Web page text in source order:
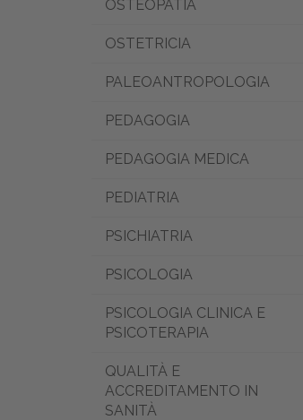
OSTEOPATIA
OSTETRICIA
PALEOANTROPOLOGIA
PEDAGOGIA
PEDAGOGIA MEDICA
PEDIATRIA
PSICHIATRIA
PSICOLOGIA
PSICOLOGIA CLINICA E
PSICOTERAPIA
QUALITÀ E
ACCREDITAMENTO IN
SANITÀ